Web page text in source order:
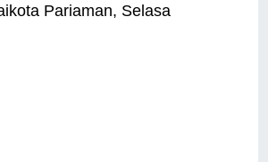
Pariaman, Selasa